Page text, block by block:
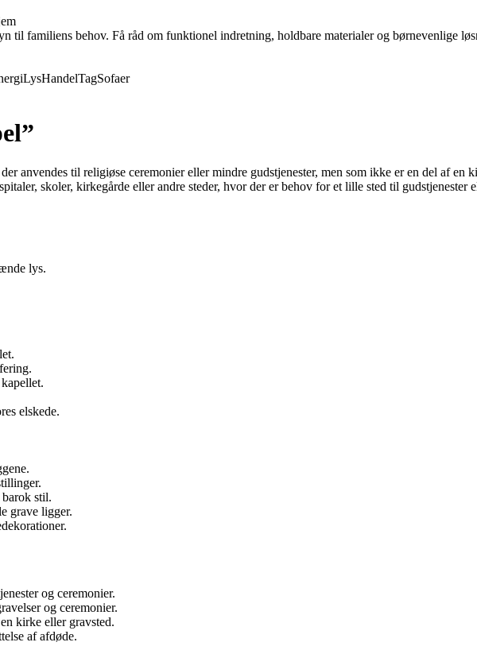
til familiens behov. Få råd om funktionel indretning, holdbare materialer og børnevenlige
LysHandelTagSofaer
anvendes til religiøse ceremonier eller mindre gudstjenester, men som ikke er en del af en
skoler, kirkegårde eller andre steder, hvor der er behov for et lille sted til gudstjenester
lys.
elskede.
stil.
grave ligger.
og ceremonier.
og ceremonier.
kirke eller gravsted.
af afdøde.